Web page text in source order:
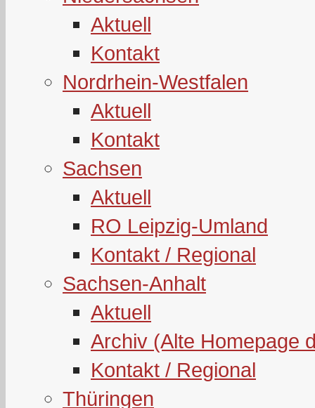
Aktuell
Kontakt
Nordrhein-Westfalen
Aktuell
Kontakt
Sachsen
Aktuell
RO Leipzig-Umland
Kontakt / Regional
Sachsen-Anhalt
Aktuell
Archiv (Alte Homepage
Kontakt / Regional
Thüringen